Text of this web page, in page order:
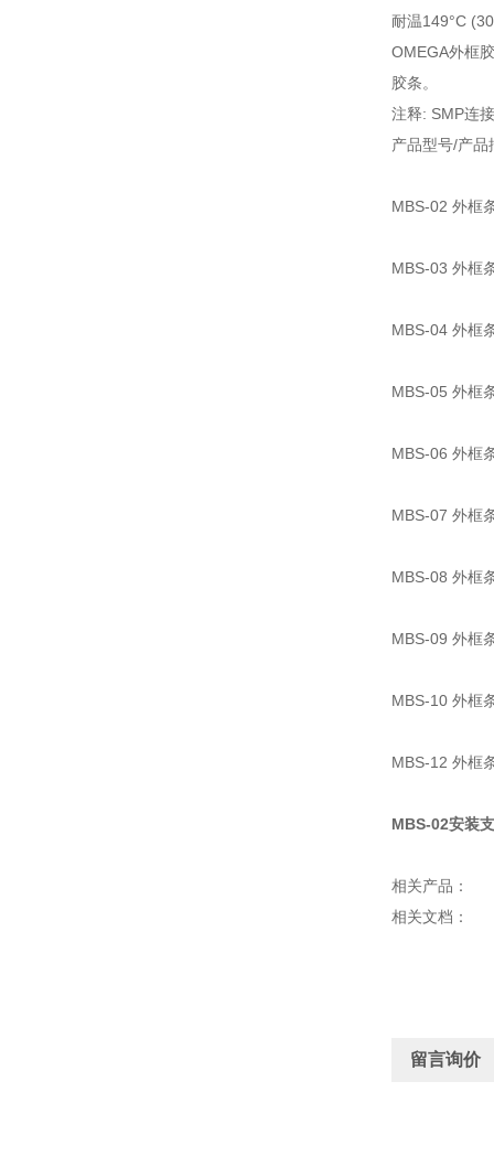
耐温149°C
OMEGA外框
胶条。
注释: SMP连
产品型号/产品
MBS-02 外框
MBS-03 外框
MBS-04 外框
MBS-05 外框
MBS-06 外框
MBS-07 外框
MBS-08 外框
MBS-09 外框
MBS-10 外框
MBS-12 外框
MBS-02安装
相关产品：
相关文档：
留言询价